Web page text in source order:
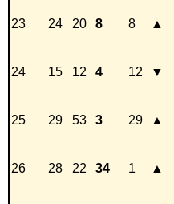
23 24 20 8 8 ▲
24 15 12 4 12 ▼
25 29 53 3 29 ▲
26 28 22 34 1 ▲